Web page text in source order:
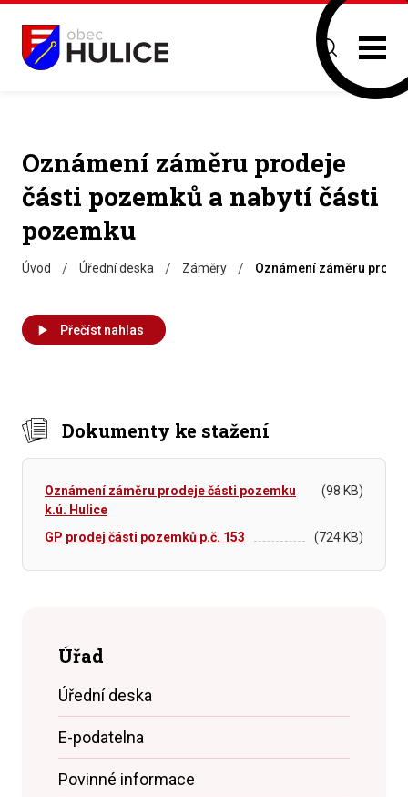
Oznámení záměru prodeje
části pozemků a nabytí části
pozemku
Úvod / Úřední deska / Záměry / Oznámení záměru
Přečíst nahlas
Dokumenty ke stažení
Oznámení záměru prodeje části pozemku
k.ú. Hulice
(98 KB)
GP prodej části pozemků p.č. 153 (724 KB)
Úřad
Úřední deska
E-podatelna
Povinné informace